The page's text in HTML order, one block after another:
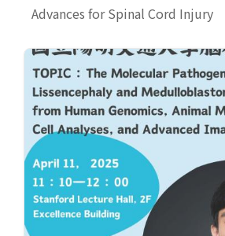
Advances for Spinal Cord Injury